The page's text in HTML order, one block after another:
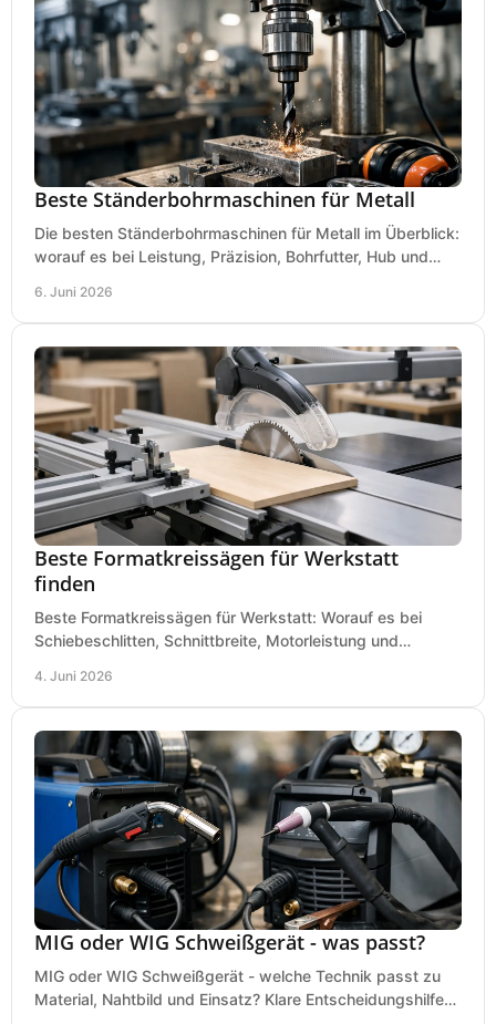
Beste Ständerbohrmaschinen für Metall
Die besten Ständerbohrmaschinen für Metall im Überblick:
worauf es bei Leistung, Präzision, Bohrfutter, Hub und
6. Juni 2026
Beste Formatkreissägen für Werkstatt
finden
Beste Formatkreissägen für Werkstatt: Worauf es bei
Schiebeschlitten, Schnittbreite, Motorleistung und
4. Juni 2026
MIG oder WIG Schweißgerät - was passt?
MIG oder WIG Schweißgerät - welche Technik passt zu
Material, Nahtbild und Einsatz? Klare Entscheidungshilfe